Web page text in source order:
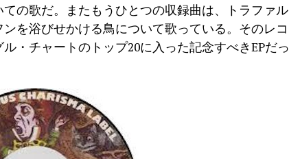
の歌だ。またもうひとつの収録曲は、トラファル
を浴びせかける鳥について歌っている。そのレコ
・チャートのトップ20に入った記念すべきEPだっ